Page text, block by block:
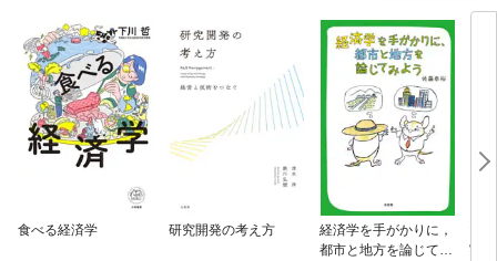
食べる経済学 研究開発の考え方
経済学を手がかりに，
都市と地方を論じてみ
実